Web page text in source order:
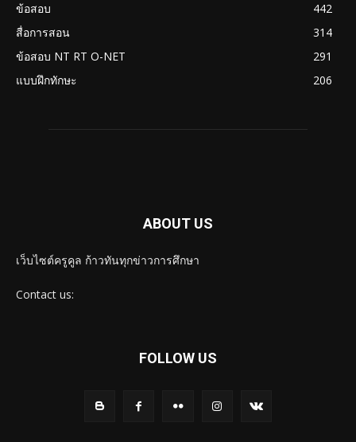
ข้อสอบ
442
สื่อการสอน
314
ข้อสอบ NT RT O-NET
291
แบบฝึกทักษะ
206
ABOUT US
เว็บไซต์ครูคูล ก้าวทันทุกข่าวการศึกษา
Contact us:
FOLLOW US